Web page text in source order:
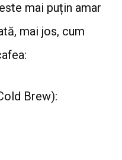
mai puțin amar
mai jos, cum
Brew):